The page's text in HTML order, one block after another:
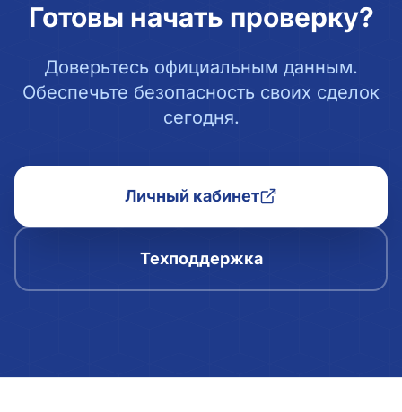
Готовы начать проверку?
Доверьтесь официальным данным.
Обеспечьте безопасность своих сделок
сегодня.
Личный кабинет
Техподдержка